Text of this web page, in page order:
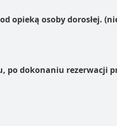
opieką osoby dorosłej.
po dokonaniu rezerwacji